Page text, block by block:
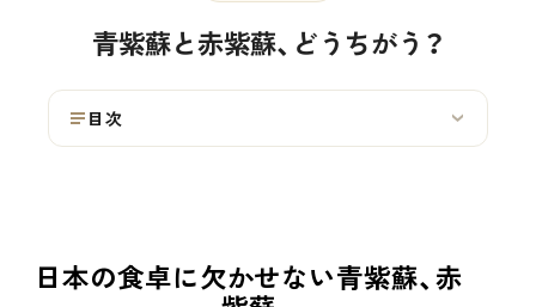
青紫蘇と赤紫蘇、どうちがう？
目次 ›
日本の食卓に欠かせない青紫蘇、赤